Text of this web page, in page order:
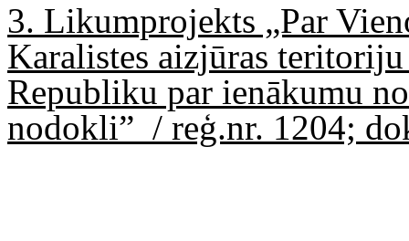
3. Likumprojekts „Par
Karalistes aizjūras
Republiku par ienākumu
nodokli” / reģ.nr. 1204;